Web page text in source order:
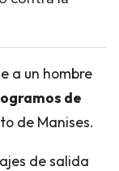
a un hombre
de
de Manises.
de salida